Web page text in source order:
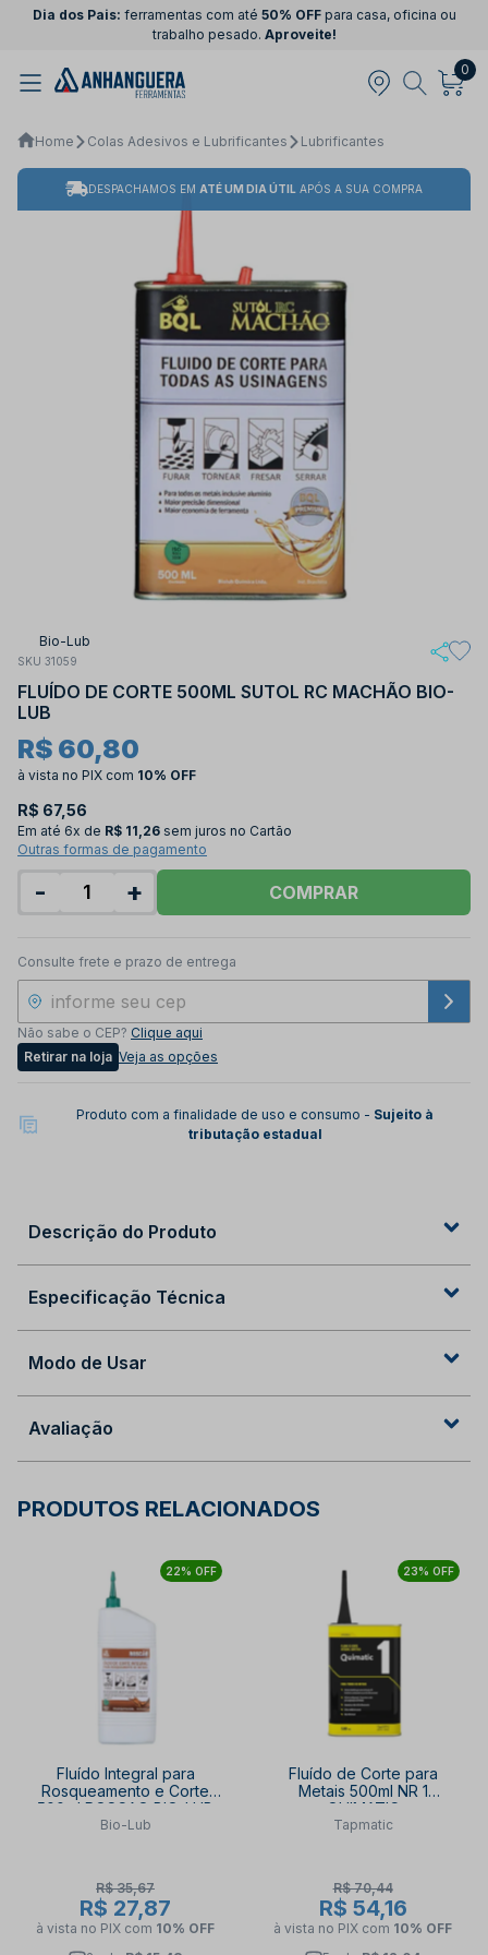
Dia dos Pais: ferramentas com até 50% OFFpara casa, oficina ou
trabalho pesado. Aproveite!
0
Home Colas Adesivos e Lubrificantes Lubrificantes
DESPACHAMOS EM ATÉ UM DIA ÚTIL APÓS A SUA COMPRA
Bio-Lub
SKU 31059
FLUÍDO DE CORTE 500ML SUTOL RC MACHÃO BIO-
LUB
R$ 60,80
à vista no PIX com 10% OFF
R$ 67,56
Em até 6x de R$ 11,26 sem juros no Cartão
Outras formas de pagamento
- + COMPRAR
Consulte frete e prazo de entrega
Não sabe o CEP? Clique aqui
Retirar na loja Veja as opções
Produto com a finalidade de uso e consumo - Sujeito à
tributação estadual
Descrição do Produto
Especificação Técnica
Modo de Usar
Avaliação
PRODUTOS RELACIONADOS
22% OFF
Fluído Integral para
Rosqueamento e Corte
500ml ROSCAO BIO-LUB
Bio-Lub
R$ 35,67
R$ 27,87
à vista no PIX com 10% OFF
23% OFF
Fluído de Corte para
Metais 500ml NR 1
QUIMATIC
Tapmatic
R$ 70,44
R$ 54,16
à vista no PIX com 10% OFF